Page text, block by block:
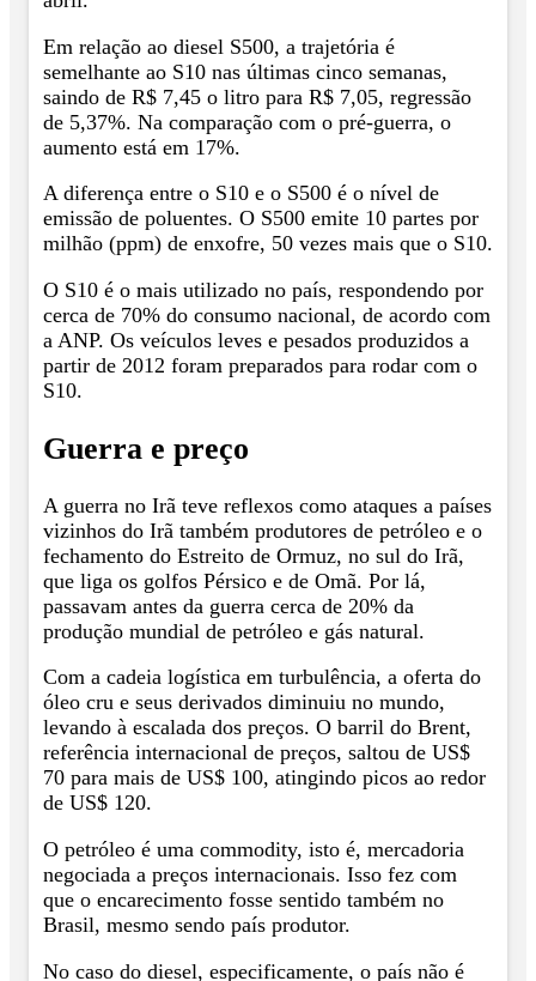
Em relação ao diesel S500, a trajetória é
semelhante ao S10 nas últimas cinco semanas,
saindo de R$ 7,45 o litro para R$ 7,05, regressão
de 5,37%. Na comparação com o pré-guerra, o
aumento está em 17%.
A diferença entre o S10 e o S500 é o nível de
emissão de poluentes. O S500 emite 10 partes por
milhão (ppm) de enxofre, 50 vezes mais que o S10.
O S10 é o mais utilizado no país, respondendo por
cerca de 70% do consumo nacional, de acordo com
a ANP. Os veículos leves e pesados produzidos a
partir de 2012 foram preparados para rodar com o
S10.
Guerra e preço
A guerra no Irã teve reflexos como ataques a países
vizinhos do Irã também produtores de petróleo e o
fechamento do Estreito de Ormuz, no sul do Irã,
que liga os golfos Pérsico e de Omã. Por lá,
passavam antes da guerra cerca de 20% da
produção mundial de petróleo e gás natural.
Com a cadeia logística em turbulência, a oferta do
óleo cru e seus derivados diminuiu no mundo,
levando à escalada dos preços. O barril do Brent,
referência internacional de preços, saltou de US$
70 para mais de US$ 100, atingindo picos ao redor
de US$ 120.
O petróleo é uma commodity, isto é, mercadoria
negociada a preços internacionais. Isso fez com
que o encarecimento fosse sentido também no
Brasil, mesmo sendo país produtor.
No caso do diesel, especificamente, o país não é